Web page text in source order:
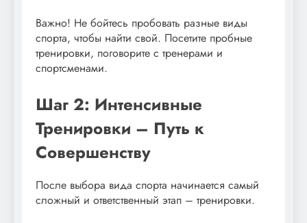
Важно! Не бойтесь пробовать разные виды
спорта, чтобы найти свой. Посетите пробные
тренировки, поговорите с тренерами и
спортсменами.
Шаг 2: Интенсивные
Тренировки – Путь к
Совершенству
После выбора вида спорта начинается самый
сложный и ответственный этап – тренировки.